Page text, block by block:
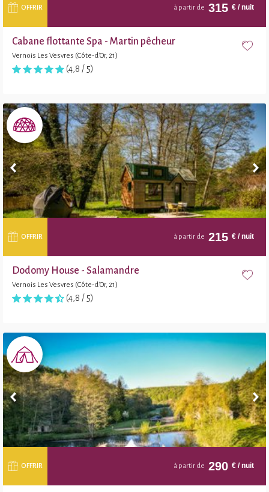
OFFRIR à partir de 315 € / nuit
Cabane flottante Spa - Martin pêcheur
Vernois Les Vesvres (Côte-d'Or, 21)
(4,8 / 5)
OFFRIR à partir de 215 € / nuit
Dodomy House - Salamandre
Vernois Les Vesvres (Côte-d'Or, 21)
(4,8 / 5)
OFFRIR à partir de 290 € / nuit